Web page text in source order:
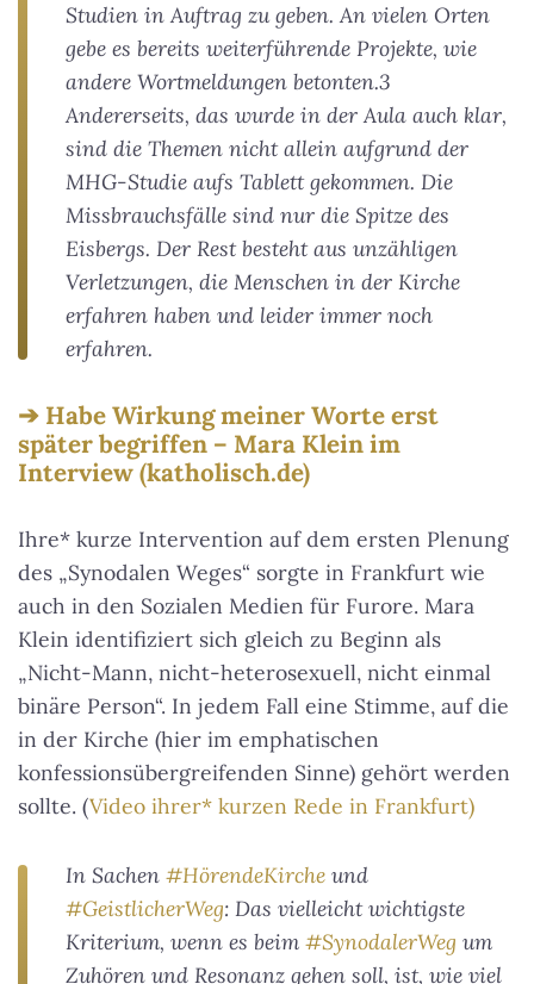
Studien in Auftrag zu geben. An vielen Orten
gebe es bereits weiterführende Projekte, wie
andere Wortmeldungen betonten.3
Andererseits, das wurde in der Aula auch klar,
sind die Themen nicht allein aufgrund der
MHG-Studie aufs Tablett gekommen. Die
Missbrauchsfälle sind nur die Spitze des
Eisbergs. Der Rest besteht aus unzähligen
Verletzungen, die Menschen in der Kirche
erfahren haben und leider immer noch
erfahren.
Habe Wirkung meiner Worte erst
später begriffen – Mara Klein im
Interview (katholisch.de)
Ihre* kurze Intervention auf dem ersten Plenung
des „Synodalen Weges“ sorgte in Frankfurt wie
auch in den Sozialen Medien für Furore. Mara
Klein identifiziert sich gleich zu Beginn als
„Nicht-Mann, nicht-heterosexuell, nicht einmal
binäre Person“. In jedem Fall eine Stimme, auf die
in der Kirche (hier im emphatischen
konfessionsübergreifenden Sinne) gehört werden
sollte. (Video ihrer* kurzen Rede in Frankfurt)
In Sachen #HörendeKirche und
#GeistlicherWeg: Das vielleicht wichtigste
Kriterium, wenn es beim #SynodalerWeg um
Zuhören und Resonanz gehen soll, ist, wie viel